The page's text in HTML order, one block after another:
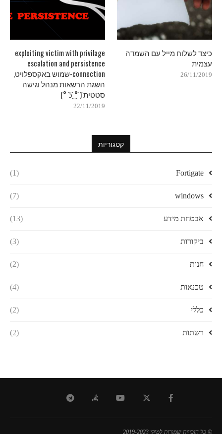
כיצד לשלוח מייל עם השמדה
עצמית
26/11/2019
exploiting victim with privilage
escalation and persistence
connection-שמוש באקספלויט,
השגת הרשאות מנהל וגישה
סטטית ( ͡° ͜ʖ ͡°)
22/11/2019
קטגוריות
Fortigate
(1)
windows
(7)
אבטחת מידע (13)
ביקורות (3)
חנות (2)
טכנאות (4)
כללי (2)
רשתות (2)
© כל הזכויות שמורות למיקי 2019-2023